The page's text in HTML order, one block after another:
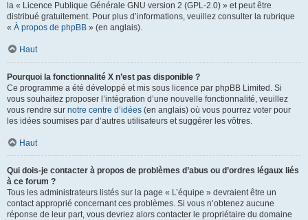
la « Licence Publique Générale GNU version 2 (GPL-2.0) » et peut être
distribué gratuitement. Pour plus d’informations, veuillez consulter la rubrique
« À propos de phpBB » (en anglais).
Haut
Pourquoi la fonctionnalité X n’est pas disponible ?
Ce programme a été développé et mis sous licence par phpBB Limited. Si
vous souhaitez proposer l’intégration d’une nouvelle fonctionnalité, veuillez
vous rendre sur notre centre d’idées (en anglais) où vous pourrez voter pour
les idées soumises par d’autres utilisateurs et suggérer les vôtres.
Haut
Qui dois-je contacter à propos de problèmes d’abus ou d’ordres légaux liés
à ce forum ?
Tous les administrateurs listés sur la page « L’équipe » devraient être un
contact approprié concernant ces problèmes. Si vous n’obtenez aucune
réponse de leur part, vous devriez alors contacter le propriétaire du domaine